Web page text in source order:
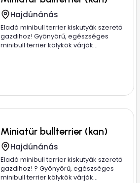
Hajdúnánás
Eladó minibull terrier kiskutyák szerető
gazdihoz! Gyönyörű, egészséges
minibull terrier kölykök várják...
Miniatür bullterrier (kan)
Hajdúnánás
Eladó minibull terrier kiskutyák szerető
gazdihoz! ? Gyönyörű, egészséges
minibull terrier kölykök várják...